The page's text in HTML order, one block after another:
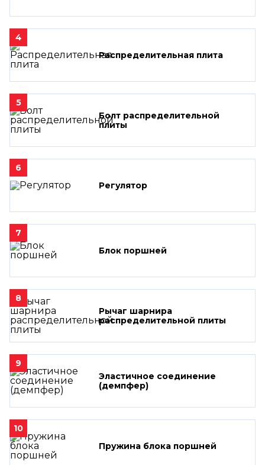
4
Распределительная плита
5
Болт распределительной
плиты
6
Регулятор
7
Блок поршней
8
Рычаг шарнира
распределительной плиты
9
Эластичное соединение
(демпфер)
10
Пружина блока поршней